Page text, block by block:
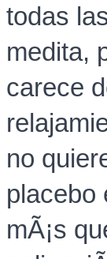
todas
medita,
carece
no
placebo
mÃ¡s